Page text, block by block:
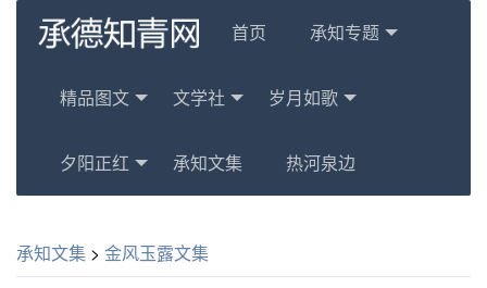
首页 承知专题
精品图文 文学社 岁月如歌
夕阳正红 承知文集 热河泉边
承知文集 > 金风玉露文集